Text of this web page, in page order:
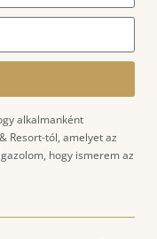
alkalmanként
Resort-tól, amelyet az
hogy ismerem az